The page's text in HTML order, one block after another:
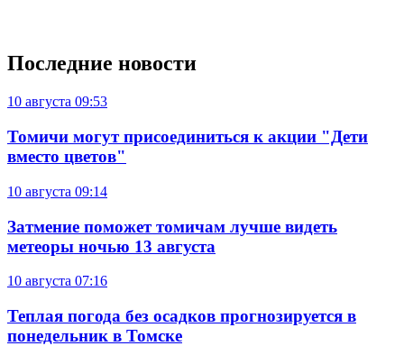
Последние новости
10 августа 09:53
Томичи могут присоединиться к акции "Дети
вместо цветов"
10 августа 09:14
Затмение поможет томичам лучше видеть
метеоры ночью 13 августа
10 августа 07:16
Теплая погода без осадков прогнозируется в
понедельник в Томске